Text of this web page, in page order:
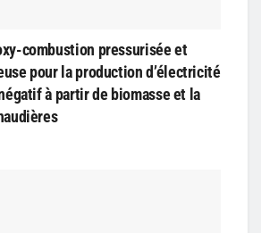
combustion pressurisée et
pour la production d’électricité
à partir de biomasse et la